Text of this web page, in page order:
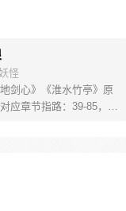
怪
地剑心》《淮水竹亭》原
应章节指路：39-85，淮